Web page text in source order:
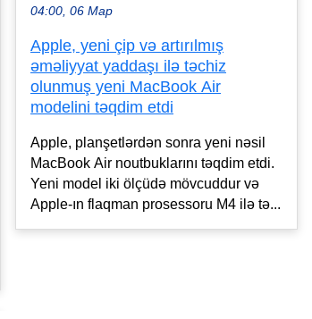
04:00, 06 Мар
Apple, yeni çip və artırılmış
əməliyyat yaddaşı ilə təchiz
olunmuş yeni MacBook Air
modelini təqdim etdi
Apple, planşetlərdən sonra yeni nəsil
MacBook Air noutbuklarını təqdim etdi.
Yeni model iki ölçüdə mövcuddur və
Apple-ın flaqman prosessoru M4 ilə tə...